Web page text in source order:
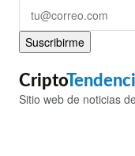
Suscribirme
Cripto
Sitio web de noticias